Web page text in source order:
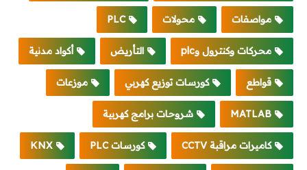
مواصفات محولات PLC
محركات وكنترول وplc التأريض أكواد مدنية
قواطع كورسات توزيع كهربي موزعات
MATLAB شروحات برامج كهربية
كاميرات مراقبة CCTV كورسات PLC KNX